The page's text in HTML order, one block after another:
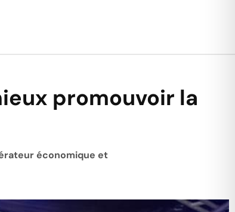
promouvoir la
économique et